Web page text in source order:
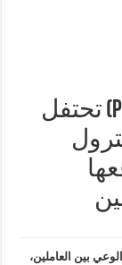
خدمات البترول البحرية (PMS) تحتفل
بين العاملين،